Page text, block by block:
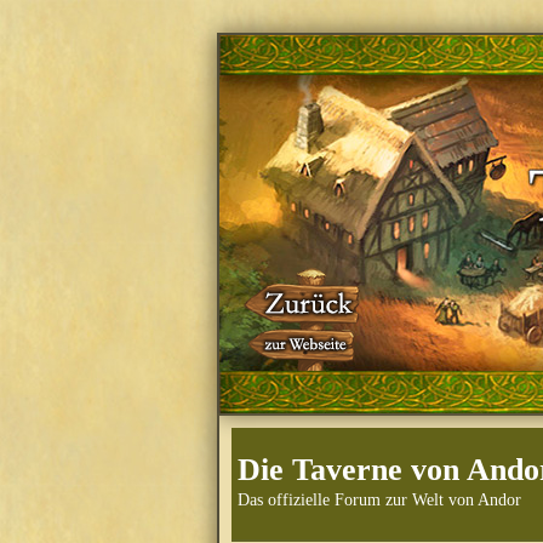
Die Taverne von
Das offizielle Forum zur Welt von Andor